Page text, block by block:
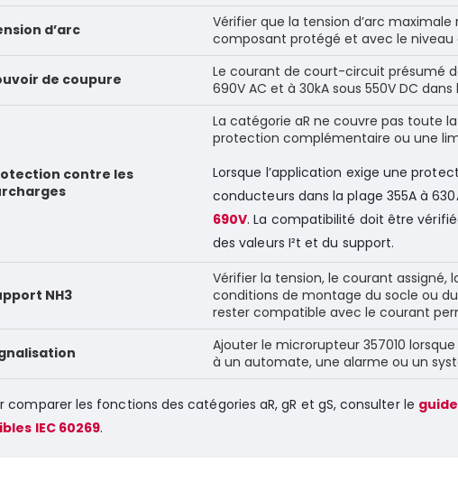
d’arc
Vérifier que la tension d’arc
composant protégé et avec le niveau
de coupure
Le courant de court-circuit présumé
690V AC et à 30kA sous 550V DC
contre les
La catégorie aR ne couvre pas toute
protection complémentaire ou une
Lorsque l’application exige une
conducteurs dans la plage 355A à
690V. La compatibilité doit être
des valeurs I²t et du support.
NH3
Vérifier la tension, le courant
conditions de montage du socle ou
rester compatible avec le courant
Ajouter le microrupteur 357010
à un automate, une alarme ou un
comparer les fonctions des catégories aR, gR et gS, consulter le
IEC 60269.